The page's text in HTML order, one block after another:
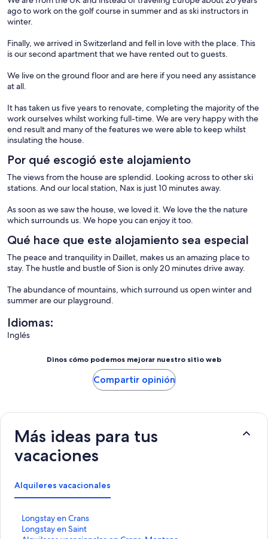
ago to work on the golf course in summer and as ski instructors in
winter.
Finally, we arrived in Switzerland and fell in love with the place. This
is our second apartment that we have rented out to guests.
We live on the ground floor and are here if you need any assistance
at all.
It has taken us five years to renovate, completing the majority of the
work ourselves whilst working full-time. We are very happy with the
end result and many of the features we were able to keep whilst
insulating the house.
Por qué escogió este alojamiento
The views from the house are splendid. Looking across to other ski
stations. And our local station, Nax is just 10 minutes away.
As soon as we saw the house, we loved it. We love the the nature
which surrounds us. We hope you can enjoy it too.
Qué hace que este alojamiento sea especial
The peace and tranquility in Daillet, makes us an amazing place to
stay. The hustle and bustle of Sion is only 20 minutes drive away.
The abundance of mountains, which surround us open winter and
summer are our playground.
Idiomas:
Inglés
Dinos cómo podemos mejorar nuestro sitio web
Compartir opinión
Más ideas para tus
vacaciones
Alquileres vacacionales
Longstay en Crans
E
n
Longstay en Saint
E